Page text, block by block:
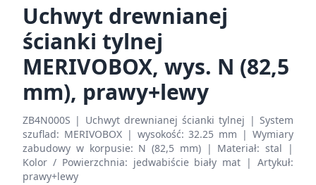
Uchwyt drewnianej
ścianki tylnej
MERIVOBOX, wys. N (82,5
mm), prawy+lewy
ZB4N000S | Uchwyt drewnianej ścianki tylnej | System
szuflad: MERIVOBOX | wysokość: 32.25 mm | Wymiary
zabudowy w korpusie: N (82,5 mm) | Materiał: stal |
Kolor / Powierzchnia: jedwabiście biały mat | Artykuł:
prawy+lewy